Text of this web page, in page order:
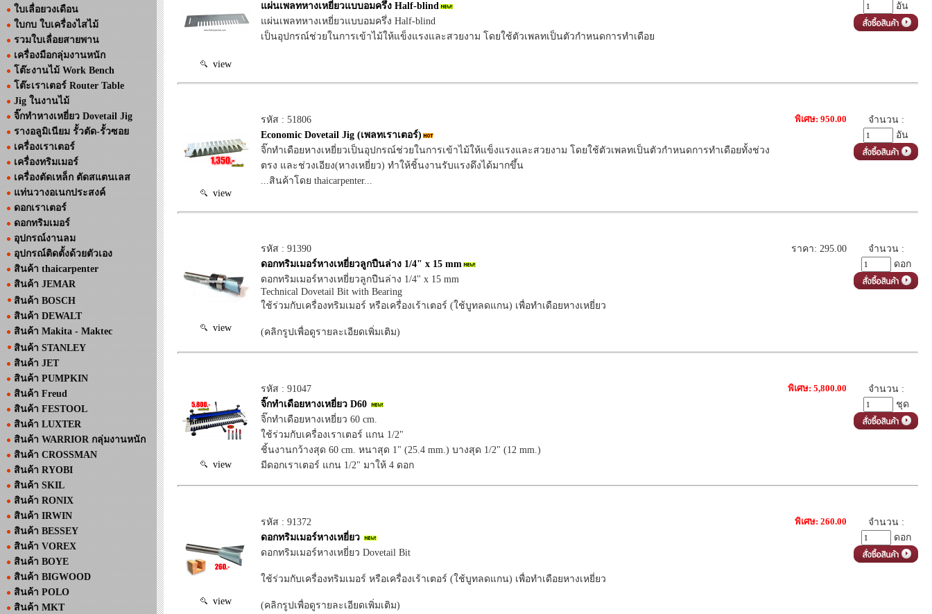
ใบเลื่อยวงเดือน
ใบกบ ใบเครื่องไสไม้
รวมใบเลื่อยสายพาน
เครื่องมือกลุ่มงานหนัก
โต๊ะงานไม้ Work Bench
โต๊ะเราเตอร์ Router Table
Jig ในงานไม้
จิ๊กทำหางเหยี่ยว Dovetail Jig
รางอลูมิเนียม รั้วตัด-รั้วซอย
เครื่องเราเตอร์
เครื่องทริมเมอร์
เครื่องตัดเหล็ก ตัดสแตนเลส
แท่นวางอเนกประสงค์
ดอกเราเตอร์
ดอกทริมเมอร์
อุปกรณ์งานลม
อุปกรณ์ติดตั้งด้วยตัวเอง
สินค้า thaicarpenter
สินค้า JEMAR
สินค้า BOSCH
สินค้า DEWALT
สินค้า Makita - Maktec
สินค้า STANLEY
สินค้า JET
สินค้า PUMPKIN
สินค้า Freud
สินค้า FESTOOL
สินค้า LUXTER
สินค้า WARRIOR กลุ่มงานหนัก
สินค้า CROSSMAN
สินค้า RYOBI
สินค้า SKIL
สินค้า RONIX
สินค้า IRWIN
สินค้า BESSEY
สินค้า VOREX
สินค้า BOYE
สินค้า BIGWOOD
สินค้า POLO
สินค้า MKT
view
แผ่นเพลทหางเหยี่ยวแบบอมครึ่ง Half-blind
แผ่นเพลทหางเหยี่ยวแบบอมครึ่ง Half-blind
เป็นอุปกรณ์ช่วยในการเข้าไม้ให้แข็งแรงและสวยงาม โดยใช้ตัวเพลทเป็นตัวกำหนดการทำเดือย
อัน
view
รหัส : 51806
Economic Dovetail Jig (เพลทเราเตอร์)
จิ๊กทำเดือยหางเหยี่ยวเป็นอุปกรณ์ช่วยในการเข้าไม้ให้แข็งแรงและสวยงาม โดยใช้ตัวเพลทเป็นตัวกำหนดการทำเดือยทั้งช่วง
ตรง และช่วงเอียง(หางเหยี่ยว) ทำให้ชิ้นงานรับแรงดึงได้มากขึ้น
...สินค้าโดย thaicarpenter...
พิเศษ: 950.00
จำนวน :
อัน
view
รหัส : 91390
ดอกทริมเมอร์หางเหยี่ยวลูกปืนล่าง 1/4" x 15 mm
ดอกทริมเมอร์หางเหยี่ยวลูกปืนล่าง 1/4" x 15 mm
Technical Dovetail Bit with Bearing
ใช้ร่วมกับเครื่องทริมเมอร์ หรือเครื่องเร้าเตอร์ (ใช้บูทลดแกน) เพื่อทำเดือยหางเหยี่ยว
(คลิกรูปเพื่อดูรายละเอียดเพิ่มเติม)
ราคา: 295.00
จำนวน :
ดอก
view
รหัส : 91047
จิ๊กทำเดือยหางเหยี่ยว D60
จิ๊กทำเดือยหางเหยี่ยว 60 cm.
ใช้ร่วมกับเครื่องเราเตอร์ แกน 1/2"
ชิ้นงานกว้างสุด 60 cm. หนาสุด 1" (25.4 mm.) บางสุด 1/2" (12 mm.)
มีดอกเราเตอร์ แกน 1/2" มาให้ 4 ดอก
พิเศษ: 5,800.00
จำนวน :
ชุด
view
รหัส : 91372
ดอกทริมเมอร์หางเหยี่ยว
ดอกทริมเมอร์หางเหยี่ยว Dovetail Bit
ใช้ร่วมกับเครื่องทริมเมอร์ หรือเครื่องเร้าเตอร์ (ใช้บูทลดแกน) เพื่อทำเดือยหางเหยี่ยว
(คลิกรูปเพื่อดูรายละเอียดเพิ่มเติม)
พิเศษ: 260.00
จำนวน :
ดอก